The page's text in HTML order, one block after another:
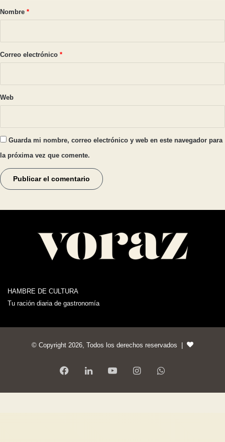
r
*
Nombre *
Correo electrónico *
Web
Guarda mi nombre, correo electrónico y web en este navegador para
la próxima vez que comente.
HAMBRE DE CULTURA
Tu ración diaria de gastronomía
© Copyright 2026, Todos los derechos reservados |